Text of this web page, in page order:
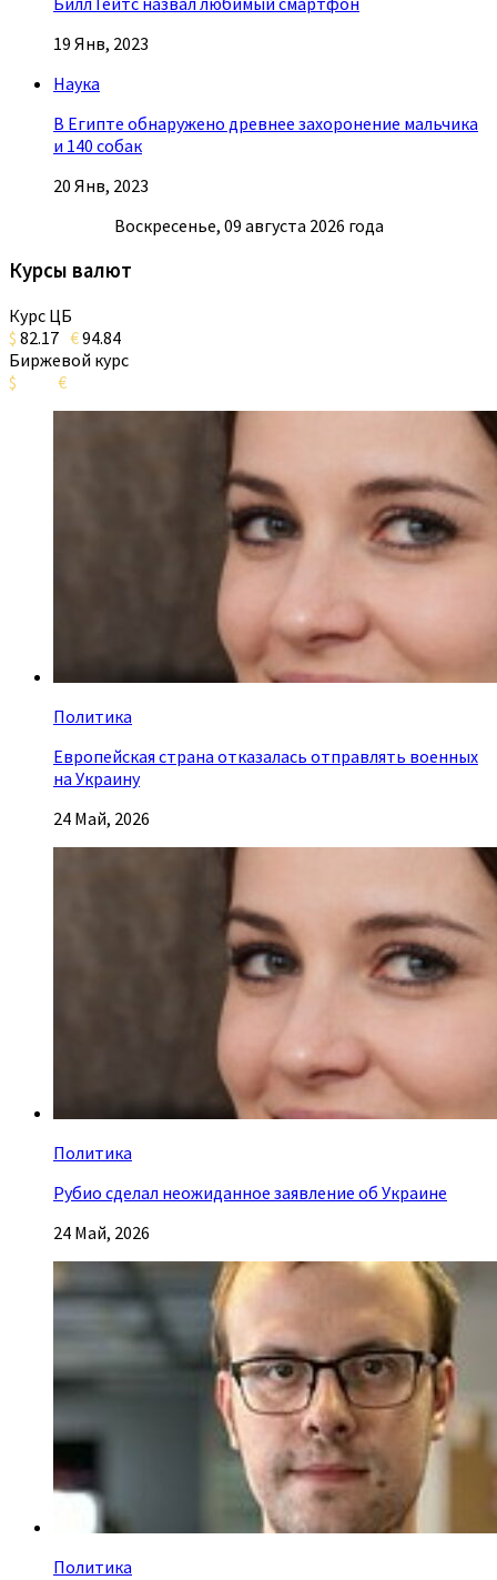
19 Янв, 2023
Наука
В Египте обнаружено древнее захоронение мальчика
и 140 собак
20 Янв, 2023
Воскресенье, 09 августа 2026 года
Курсы валют
Курс ЦБ
$ 82.17 €94.84
Биржевой курс
$
€
Политика
Европейская страна отказалась отправлять военных
на Украину
24 Май, 2026
Политика
Рубио сделал неожиданное заявление об Украине
24 Май, 2026
Политика